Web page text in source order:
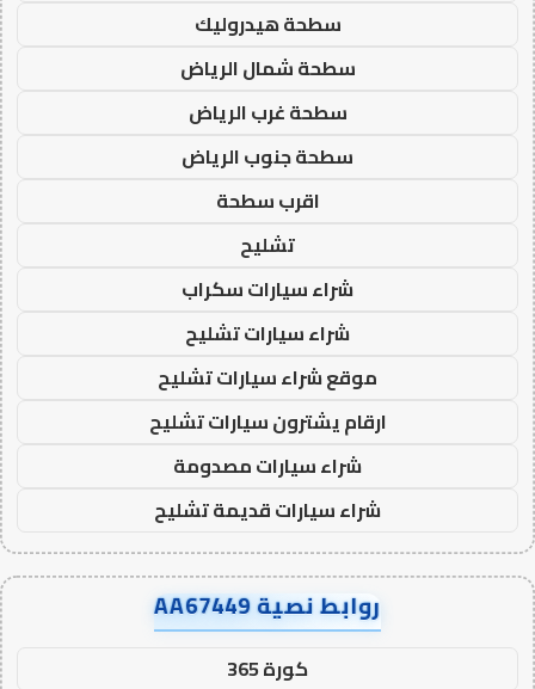
سطحة هيدروليك
سطحة شمال الرياض
سطحة غرب الرياض
سطحة جنوب الرياض
اقرب سطحة
تشليح
شراء سيارات سكراب
شراء سيارات تشليح
موقع شراء سيارات تشليح
ارقام يشترون سيارات تشليح
شراء سيارات مصدومة
شراء سيارات قديمة تشليح
روابط نصية AA67449
كورة 365